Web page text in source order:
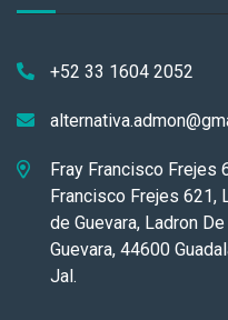
+52 33 1604 2052
Fray Francisco Frejes
Francisco Frejes 621,
de Guevara, Ladron De
Guevara, 44600
Jal.